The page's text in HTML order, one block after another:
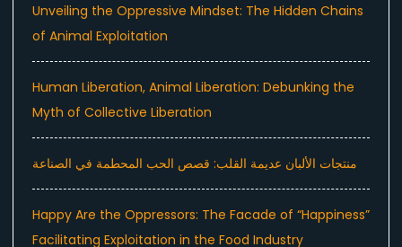
Unveiling the Oppressive Mindset: The Hidden Chains
of Animal Exploitation
Human Liberation, Animal Liberation: Debunking the
Myth of Collective Liberation
منتجات الألبان عديمة القلب: قصص الحب المحطمة في الصناعة
Happy Are the Oppressors: The Facade of “Happiness”
Facilitating Exploitation in the Food Industry